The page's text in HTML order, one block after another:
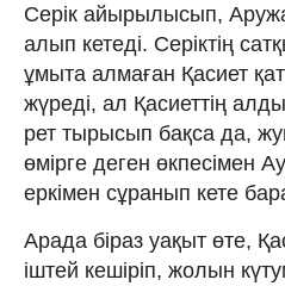
Серік айырылысып,
алып кетеді. Серіктің
ұмыта алмаған Қасиет
жүреді, ал Қасиеттің
рет тырысып бақса да,
өмірге деген өкпесімен
еркімен сұранып кете
Арада біраз уақыт өте,
іштей кешіріп, жолын